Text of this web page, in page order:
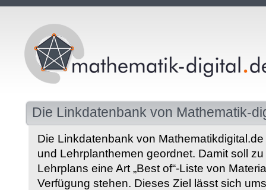
Die Linkdatenbank von Mathematik-
Die Linkdatenbank von
und Lehrplanthemen geordnet. Damit soll
Lehrplans eine Art „Best of“-Liste von
Verfügung stehen. Dieses Ziel lässt sich